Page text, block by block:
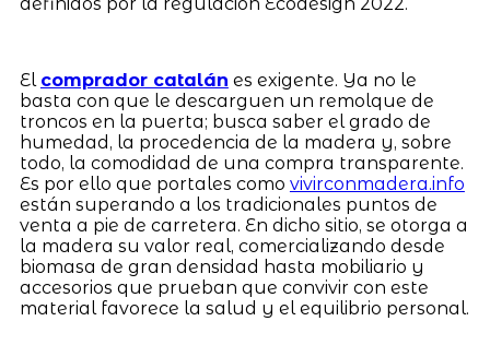
El comprador catalán es exigente. Ya no le
basta con que le descarguen un remolque de
troncos en la puerta; busca saber el grado de
humedad, la procedencia de la madera y, sobre
todo, la comodidad de una compra transparente.
Es por ello que portales como vivirconmadera.info
están superando a los tradicionales puntos de
venta a pie de carretera. En dicho sitio, se otorga a
la madera su valor real, comercializando desde
biomasa de gran densidad hasta mobiliario y
accesorios que prueban que convivir con este
material favorece la salud y el equilibrio personal.